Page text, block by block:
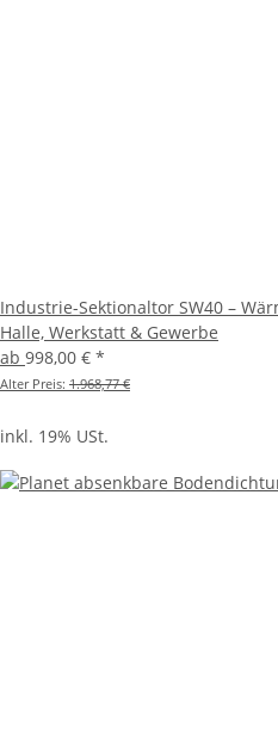
Industrie-Sektionaltor SW40 –
Halle, Werkstatt & Gewerbe
ab 998,00 € *
Alter Preis: 1.968,77 €
inkl. 19% USt.